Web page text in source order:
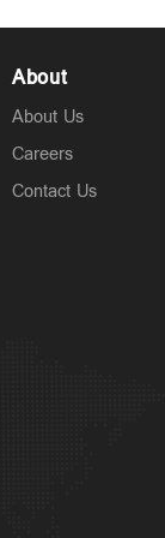
About
About Us
Careers
Contact Us